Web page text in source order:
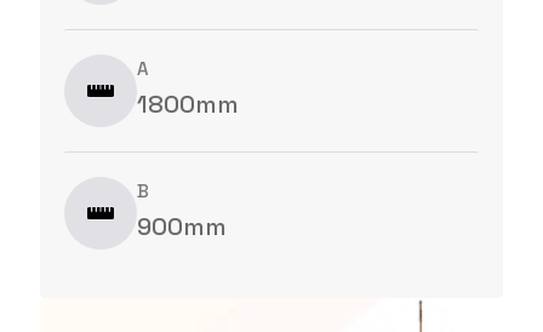
A
1800mm
B
900mm